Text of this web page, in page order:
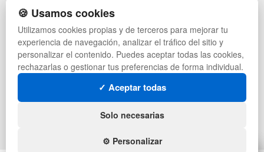
POLÍTICA DE PRIVACIDAD
CONDICIONES DE USO
CAMBIOS Y DEVOLUCIONES
CONTACTO
QUIENES SOMOS
MAPA WEB
PREGUNTAS FRECUENTES
SÍGUENOS:
MUEBLES VINTAGE
MUEBLES HOSTELERÍA
SUMINISTROS HOSTELERÍA
TIENDA DE DEPORTES
LOTES DE NAVIDAD
GESTIÓN DE RESIDUOS
🍪 Usamos cookies
Utilizamos cookies propias y de terceros para mejorar tu
experiencia de navegación, analizar el tráfico del sitio y
personalizar el contenido. Puedes aceptar todas las cookies,
rechazarlas o gestionar tus preferencias de forma individual.
✓ Aceptar todas
Solo necesarias
⚙️ Personalizar